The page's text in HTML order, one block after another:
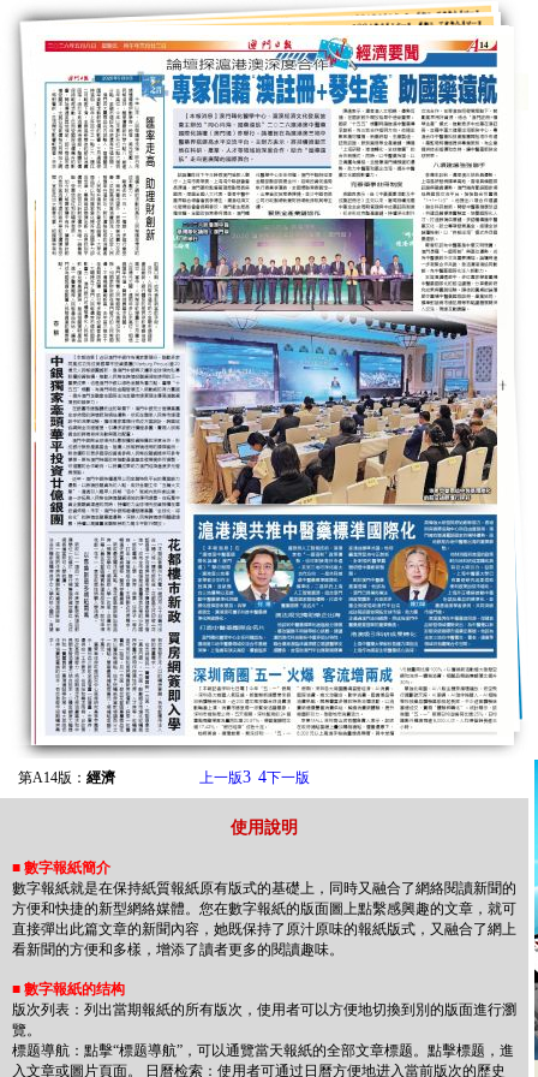
使用說明
■ 數字報紙簡介
數字報紙就是在保持紙質報紙原有版式的基礎上，同時又融合了網絡閱讀新聞的
方便和快捷的新型網絡媒體。您在數字報紙的版面圖上點繫感興趣的文章，就可
直接彈出此篇文章的新聞內容，她既保持了原汁原味的報紙版式，又融合了網上
看新聞的方便和多樣，增添了讀者更多的閱讀趣味。
■ 數字報紙的结构
版次列表：列出當期報紙的所有版次，使用者可以方便地切換到別的版面進行瀏
覽。
標题導航：點擊“標题導航”，可以通覽當天報紙的全部文章標题。點擊標题，進
入文章或圖片頁面。 日曆检索：使用者可通过日曆方便地进入當前版次的歷史
第A14版： 經濟 上一版3 4下一版